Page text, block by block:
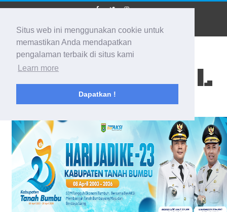
Situs web ini menggunakan cookie untuk
memastikan Anda mendapatkan
pengalaman terbaik di situs kami
Learn more
Dapatkan !
BIDIK KALSEL
Membidik Ke Segala Arah